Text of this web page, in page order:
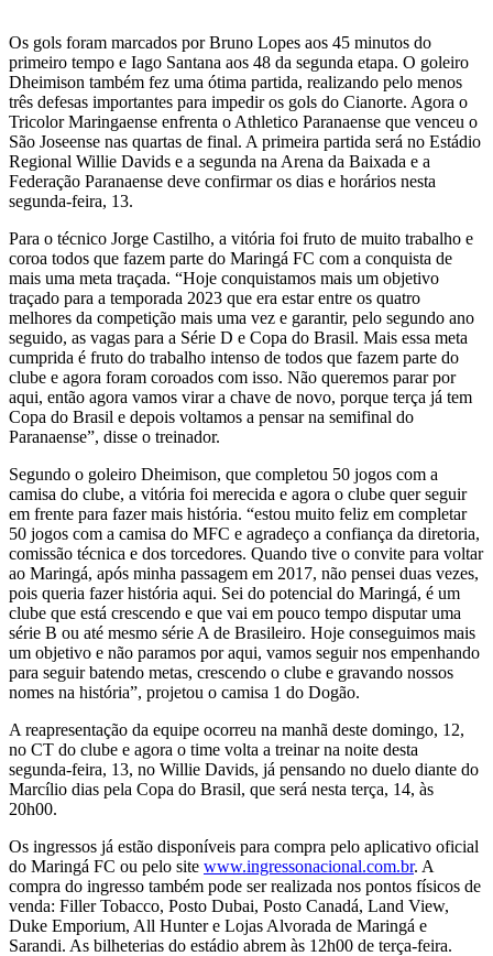
Os gols foram marcados por Bruno Lopes aos 45 minutos do
primeiro tempo e Iago Santana aos 48 da segunda etapa. O goleiro
Dheimison também fez uma ótima partida, realizando pelo menos
três defesas importantes para impedir os gols do Cianorte. Agora o
Tricolor Maringaense enfrenta o Athletico Paranaense que venceu o
São Joseense nas quartas de final. A primeira partida será no Estádio
Regional Willie Davids e a segunda na Arena da Baixada e a
Federação Paranaense deve confirmar os dias e horários nesta
segunda-feira, 13.
Para o técnico Jorge Castilho, a vitória foi fruto de muito trabalho e
coroa todos que fazem parte do Maringá FC com a conquista de
mais uma meta traçada. “Hoje conquistamos mais um objetivo
traçado para a temporada 2023 que era estar entre os quatro
melhores da competição mais uma vez e garantir, pelo segundo ano
seguido, as vagas para a Série D e Copa do Brasil. Mais essa meta
cumprida é fruto do trabalho intenso de todos que fazem parte do
clube e agora foram coroados com isso. Não queremos parar por
aqui, então agora vamos virar a chave de novo, porque terça já tem
Copa do Brasil e depois voltamos a pensar na semifinal do
Paranaense”, disse o treinador.
Segundo o goleiro Dheimison, que completou 50 jogos com a
camisa do clube, a vitória foi merecida e agora o clube quer seguir
em frente para fazer mais história. “estou muito feliz em completar
50 jogos com a camisa do MFC e agradeço a confiança da diretoria,
comissão técnica e dos torcedores. Quando tive o convite para voltar
ao Maringá, após minha passagem em 2017, não pensei duas vezes,
pois queria fazer história aqui. Sei do potencial do Maringá, é um
clube que está crescendo e que vai em pouco tempo disputar uma
série B ou até mesmo série A de Brasileiro. Hoje conseguimos mais
um objetivo e não paramos por aqui, vamos seguir nos empenhando
para seguir batendo metas, crescendo o clube e gravando nossos
nomes na história”, projetou o camisa 1 do Dogão.
A reapresentação da equipe ocorreu na manhã deste domingo, 12,
no CT do clube e agora o time volta a treinar na noite desta
segunda-feira, 13, no Willie Davids, já pensando no duelo diante do
Marcílio dias pela Copa do Brasil, que será nesta terça, 14, às
20h00.
Os ingressos já estão disponíveis para compra pelo aplicativo oficial
do Maringá FC ou pelo site www.ingressonacional.com.br. A
compra do ingresso também pode ser realizada nos pontos físicos de
venda: Filler Tobacco, Posto Dubai, Posto Canadá, Land View,
Duke Emporium, All Hunter e Lojas Alvorada de Maringá e
Sarandi. As bilheterias do estádio abrem às 12h00 de terça-feira.